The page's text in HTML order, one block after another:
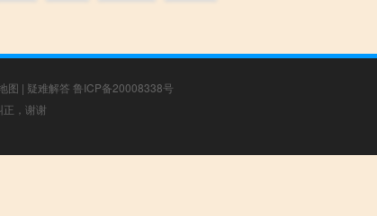
图 | 疑难解答 鲁ICP备20008338号
，谢谢